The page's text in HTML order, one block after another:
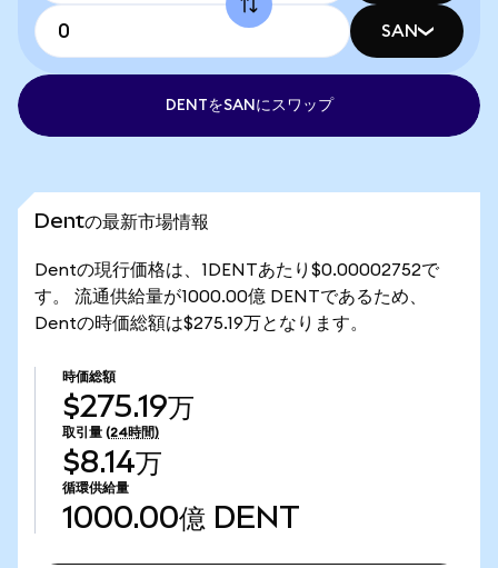
SAN
DENTをSANにスワップ
Dentの最新市場情報
Dentの現行価格は、1DENTあたり$0.00002752で
す。 流通供給量が1000.00億 DENTであるため、
Dentの時価総額は$275.19万となります。
時価総額
$275.19万
取引量 (24時間)
$8.14万
循環供給量
1000.00億 DENT